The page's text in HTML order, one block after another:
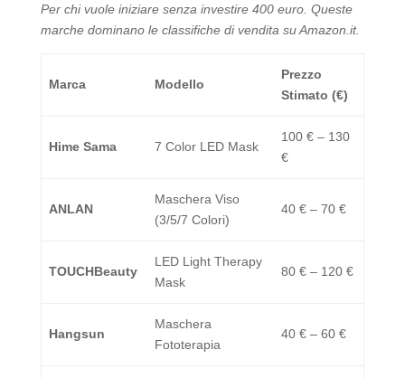
Per chi vuole iniziare senza investire 400 euro. Queste
marche dominano le classifiche di vendita su Amazon.it.
Marca Modello
Prezzo
Stimato (€)
Hime Sama 7 Color LED Mask
100 € – 130
€
ANLAN
Maschera Viso
(3/5/7 Colori)
40 € – 70 €
TOUCHBeauty
LED Light Therapy
Mask
80 € – 120 €
Hangsun
Maschera
Fototerapia
40 € – 60 €